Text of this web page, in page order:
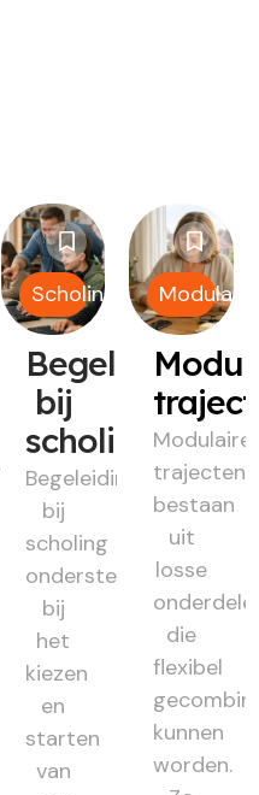
Scholing
Begeleiding
bij
scholing
Begeleiding
bij
scholing
ondersteunt
bij
het
kiezen
en
starten
van
Modulair
Modulaire
trajecten
bestaan
uit
losse
die
flexibel
kunnen
worden.